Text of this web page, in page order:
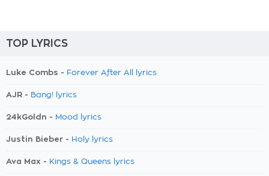
TOP LYRICS
Luke Combs - Forever After All lyrics
AJR - Bang! lyrics
24kGoldn - Mood lyrics
Justin Bieber - Holy lyrics
Ava Max - Kings & Queens lyrics